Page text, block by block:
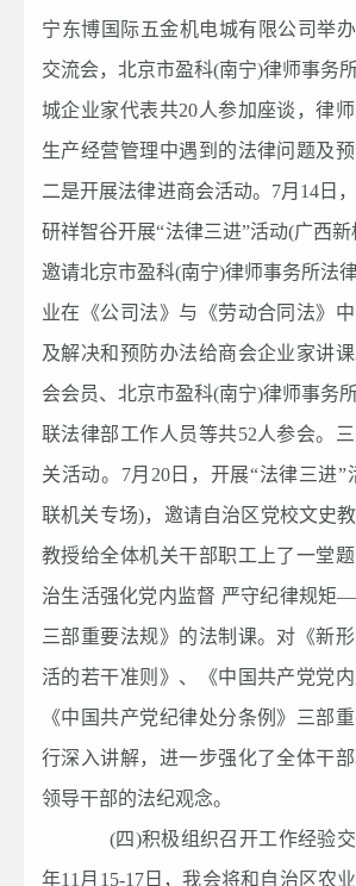
宁东博国际五金机电城有限公司举
交流会，北京市盈科(南宁)律师事务
城企业家代表共20人参加座谈，律
生产经营管理中遇到的法律问题及预
二是开展法律进商会活动。7月14日
研祥智谷开展“法律三进”活动(广西新
邀请北京市盈科(南宁)律师事务所法
业在《公司法》与《劳动合同法》
及解决和预防办法给商会企业家讲
会会员、北京市盈科(南宁)律师事务
联法律部工作人员等共52人参会。
关活动。7月20日，开展“法律三进”
联机关专场)，邀请自治区党校文史
教授给全体机关干部职工上了一堂
治生活强化党内监督 严守纪律规矩
三部重要法规》的法制课。对《新
活的若干准则》、《中国共产党党
《中国共产党纪律处分条例》三部
行深入讲解，进一步强化了全体干
领导干部的法纪观念。
(四)积极组织召开工作经验交
年11月15-17日，我会将和自治区农